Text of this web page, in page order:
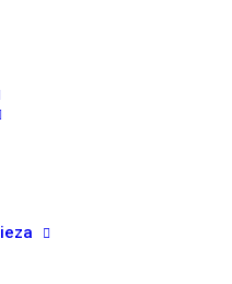
&
feria de referencia en
digitalización
líderes como